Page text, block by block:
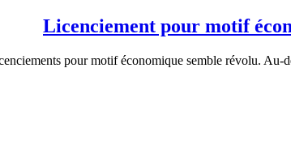
Licenciement pour motif
pour motif économique semble révolu.